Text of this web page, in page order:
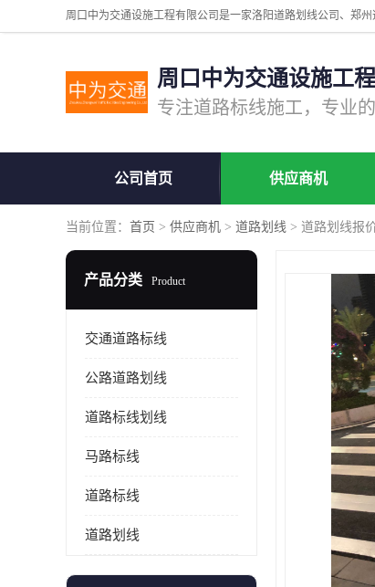
周口中为交通设施工
公司首页 供应商机
当前位置： 首页 > 供应商机 > 道路划线 > 道路划线报
产品分类 Product
交通道路标线
公路道路划线
道路标线划线
马路标线
道路标线
道路划线